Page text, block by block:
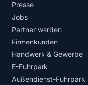
Presse
Jobs
Partner werden
Firmenkunden
Handwerk & Gewerbe
E-Fuhrpark
Außendienst-Fuhrpark